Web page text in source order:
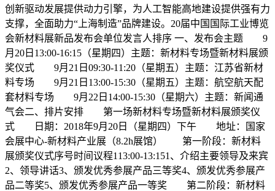
创新驱动发展提供动力引擎，为人工智能高地建设提供强有力
支撑，全面助力“上海制造”品牌建设。20届中国国际工业博览
会新材料展新品发布会单位发言人排序 一、发布会主题 9
月20日13:00-16:15（星期四）主题：新材料专场暨新材料展颁
奖仪式 9月21日09:30-11:20（星期五）主题：江苏省新材
料专场 9月21日13:00-15:30（星期五）主题：航空航天配
套材料专场 9月22日14:00-15:30（星期六）主题：新闻通
气会二、排片安排 第一场新材料专场暨新材料展颁奖仪
式 日期：2018年9月20日（星期四）下午 地址：国家
会展中心-新材料产业展（8.2h展馆） 第一阶段：新材料
展颁奖仪式序号时间议程113:00-13:151、介绍主要领导及来宾
2、领导讲话3、颁发优秀参展产品三等奖4、颁发优秀参展产
品二等奖5、颁发优秀参展产品一等奖 第二阶段：新材料